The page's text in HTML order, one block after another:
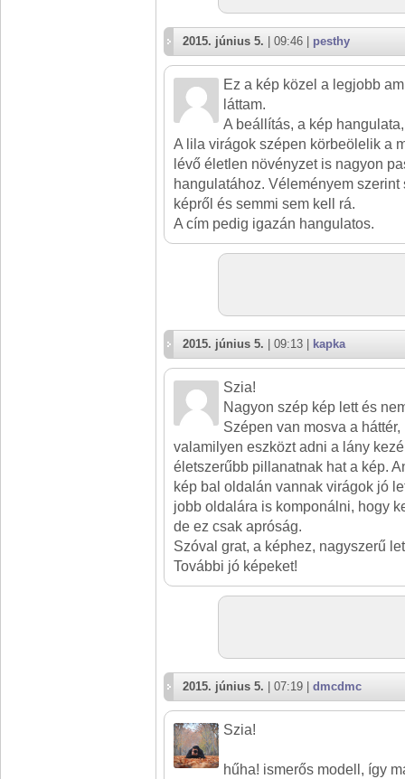
2015. június 5. | 09:46 | pesthy
Ez a kép közel a legjobb
láttam.
A beállítás, a kép
A lila virágok szépen körbeölelik a
lévő életlen növényzet is nagyon
hangulatához. Véleményem
képről és semmi sem kell rá.
A cím pedig igazán hangulatos.
2015. június 5. | 09:13 | kapka
Szia!
Nagyon szép kép lett és
Szépen van mosva a
valamilyen eszközt adni a lány
életszerűbb pillanatnak hat a kép.
kép bal oldalán vannak virágok jó
jobb oldalára is komponálni, hogy
de ez csak apróság.
Szóval grat, a képhez, nagyszerű
További jó képeket!
2015. június 5. | 07:19 | dmcdmc
Szia!
hűha! ismerős modell, így